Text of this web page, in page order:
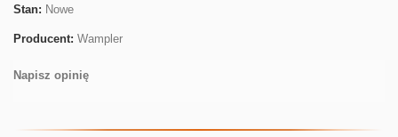
Stan: Nowe
Producent: Wampler
Napisz opinię